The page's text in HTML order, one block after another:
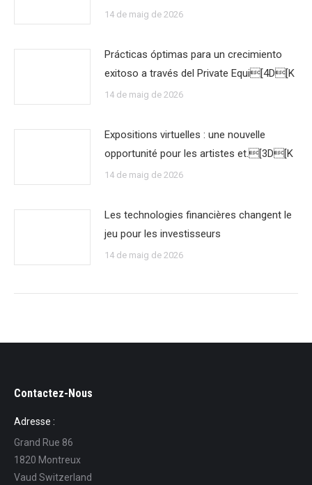
14 de maig de 2026
Prácticas óptimas para un crecimiento
exitoso a través del Private Equi[4D[K
14 de maig de 2026
Expositions virtuelles : une nouvelle
opportunité pour les artistes et.[3D[K
14 de maig de 2026
Les technologies financières changent le
jeu pour les investisseurs
14 de maig de 2026
Contactez-Nous
Adresse :
Grand Rue 86
1820 Montreux
Vaud Switzerland